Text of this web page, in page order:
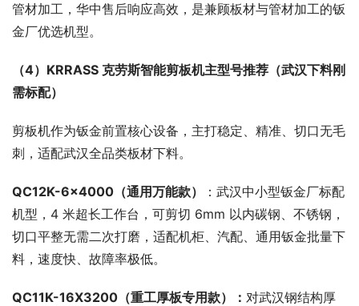
管材加工，华中售后响应高效，是兼顾板材与管材加工的钣
金厂优选机型。
（4）KRRASS 克劳斯智能剪板机主型号推荐（武汉下料刚
需标配）
剪板机作为钣金前置核心设备，主打稳定、精准、切口无毛
刺，适配武汉全品类板材下料。
QC12K-6×4000 （通用万能款）
：武汉中小型钣金厂标配
机型，4 米超长工作台，可剪切 6mm 以内碳钢、不锈钢，
切口平整无需二次打磨，适配机柜、汽配、通用钣金批量下
料，速度快、故障率极低。
QC11K-16X3200（重工厚板专用款） ： 对武汉钢结构厚